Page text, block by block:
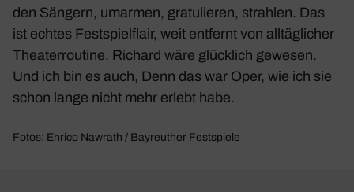
den Sängern, umarmen, gratu­lieren, strahlen. Das
ist echtes Fest­spiel­flair, weit entfernt von alltäg­li­cher
Thea­ter­rou­tine. Richard wäre glück­lich gewesen.
Und ich bin es auch, Denn das war Oper, wie ich sie
schon lange nicht mehr erlebt habe.
Fotos: Enrico Nawrath / Bayreuther Festspiele